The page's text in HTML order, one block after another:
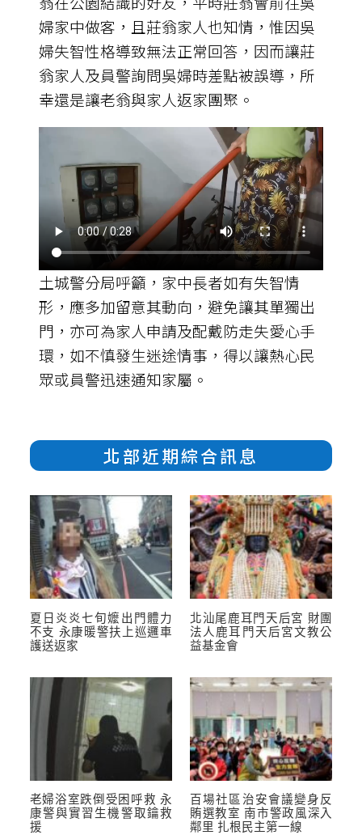
婦家中做客，且莊翁家人也知情，惟因吳
婦失智性格導致無法正常回答，因而讓莊
翁家人及員警詢問吳婦時差點被誤導，所
幸還是讓老翁與家人返家團聚。
土城警分局呼籲，家中長者如有失智情
形，應多加留意其動向，避免讓其單獨出
門，亦可為家人申請及配戴防走失愛心手
環，如不慎發生迷途情事，得以讓熱心民
眾或員警迅速通知家屬。
北部近期綜合訊息
夏日炎炎七旬嬤出門體力
不支 永康暖警扶上巡邏車
護送返家
北汕尾鹿耳門天后宮 財團
法人鹿耳門天后宮文教公
益基金會
老婦浴室跌倒受困呼救 永
康警與實習生機警取鑰救
援
百場社區治安會議變身反
賄選教室 南市警政風深入
鄰里 扎根民主第一線